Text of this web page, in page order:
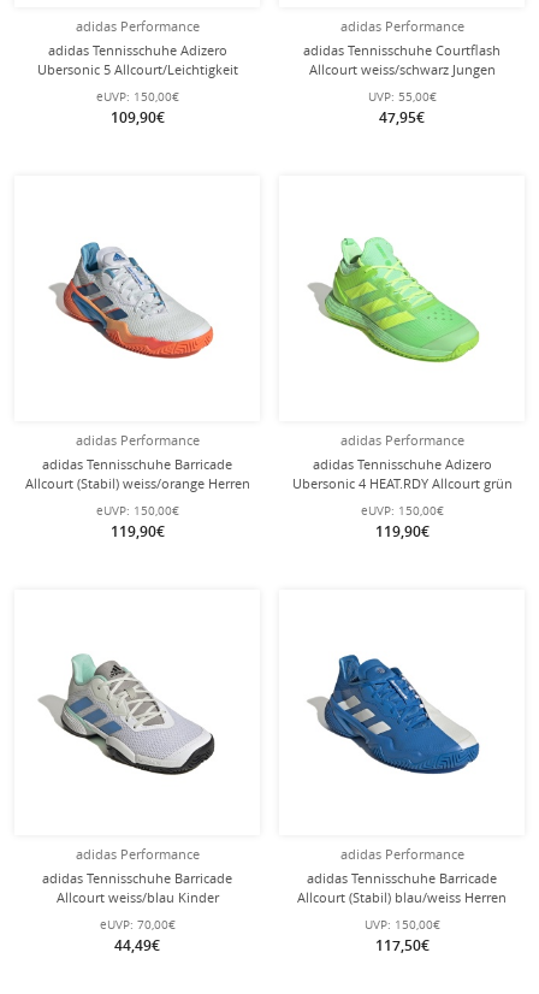
adidas Performance
adidas Tennisschuhe Adizero
Ubersonic 5 Allcourt/Leichtigkeit
weiss/silber Damen
eUVP: 150,00€
109,90€
adidas Performance
adidas Tennisschuhe Courtflash
Allcourt weiss/schwarz Jungen
UVP: 55,00€
47,95€
adidas Performance
adidas Tennisschuhe Barricade
Allcourt (Stabil) weiss/orange Herren
eUVP: 150,00€
119,90€
adidas Performance
adidas Tennisschuhe Adizero
Ubersonic 4 HEAT.RDY Allcourt grün
Herren
eUVP: 150,00€
119,90€
adidas Performance
adidas Tennisschuhe Barricade
Allcourt weiss/blau Kinder
eUVP: 70,00€
44,49€
adidas Performance
adidas Tennisschuhe Barricade
Allcourt (Stabil) blau/weiss Herren
UVP: 150,00€
117,50€